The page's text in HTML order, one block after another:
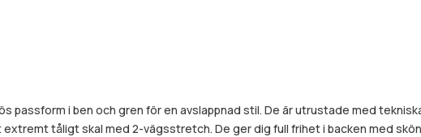
passform i ben och gren för en avslappnad stil. De är utrustade med
tåligt skal med 2-vägsstretch. De ger dig full frihet i backen med